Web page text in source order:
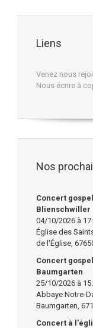
Liens
Venez nous
Nous écrire à
Nos
Concert
Blienschwiller
04/10/2026 à
Église des
de l'Église,
Concert
Baumgarten
25/10/2026 à
Abbaye Notre-
Baumgarten,
Concert à